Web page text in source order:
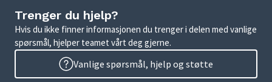
Trenger du hjelp?
Hvis du ikke finner informasjonen du trenger i delen med vanlige
spørsmål, hjelper teamet vårt deg gjerne.
Vanlige spørsmål, hjelp og støtte